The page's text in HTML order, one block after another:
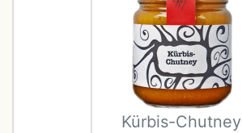
Kürbis-Chutney